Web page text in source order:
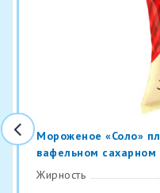
Мороженое «Соло»
вафельном сахарном
Жирность